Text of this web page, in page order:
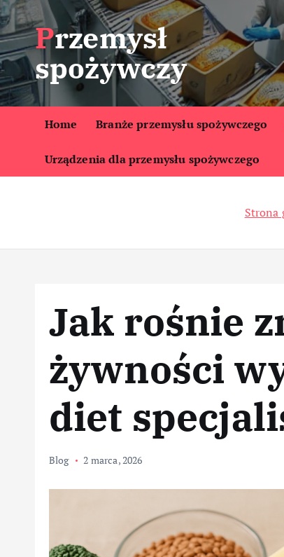
S
k
i
p
t
o
t
Przemysł
spożywczy
Home Branże przemysłu spożywczego
Urządzenia dla przemysłu spożywczego
Strona
Jak rośnie
żywności
diet
Blog 2 marca, 2026